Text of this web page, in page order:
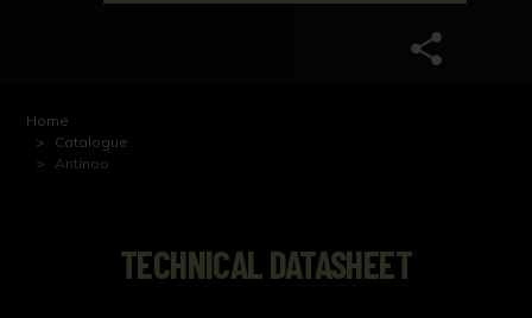
Home
Catalogue
Antínoo
TECHNICAL DATASHEET